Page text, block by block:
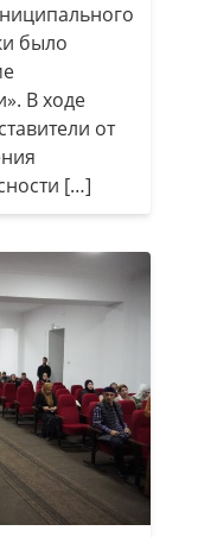
было
В ходе
от
[…]